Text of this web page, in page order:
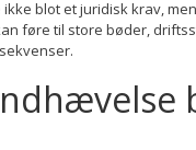
blot et juridisk krav,
føre til store bøder,